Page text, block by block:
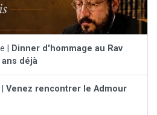
|
Dinner d'hommage au Rav
déjà
Venez rencontrer le Admour